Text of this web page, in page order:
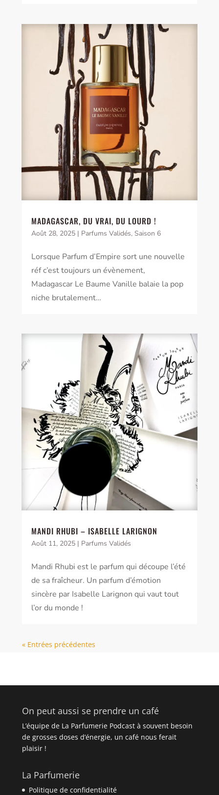
MADAGASCAR, DU VRAI, DU LOURD !
Août 28, 2025| Parfums Validés, Saison 6
Lorsque Parfum d’Empire sort une nouvelle
réf c’est toujours un évènement,
Madagascar Le Baume Vanille balaie la pop
niche brutalement…
MANDI RHUBI – ISABELLE LARIGNON
Août 11, 2025| Parfums Validés
Mandi Rhubi est le parfum qui découpe l’été
de sa fraîcheur. Un parfum d’émotion
sincère par Isabelle Larignon qui vaut tout
l’or du monde !
« Entrées précédentes
On peut aussi se prendre un café
L’équipe de La Parfumerie Podcast à souvent besoin
de grosses doses d’énergie, un café nous ferait
plaisir !
La Parfumerie
Politique de confidentialité